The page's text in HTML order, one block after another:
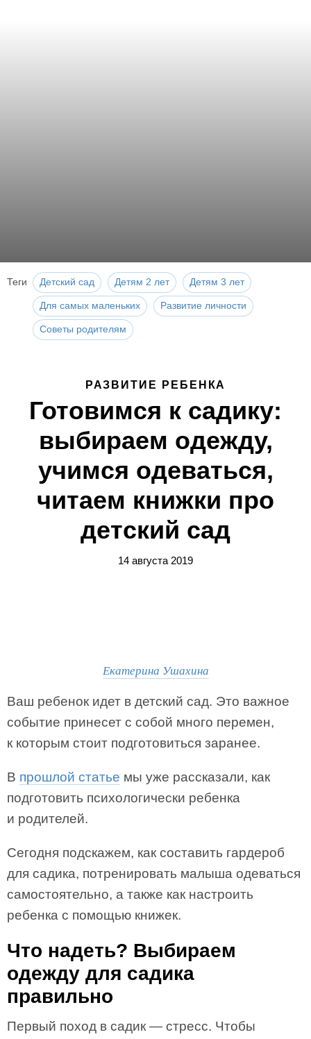
Теги Детский сад Детям 2 лет Детям 3 лет
Для самых маленьких Развитие личности
Советы родителям
РАЗВИТИЕ РЕБЕНКА
Готовимся к садику:
выбираем одежду,
учимся одеваться,
читаем книжки про
детский сад
14 августа 2019
Екатерина Ушахина
Ваш ребенок идет в детский сад. Это важное
событие принесет с собой много перемен,
к которым стоит подготовиться заранее.
В прошлой статье мы уже рассказали, как
подготовить психологически ребенка
и родителей.
Сегодня подскажем, как составить гардероб
для садика, потренировать малыша одеваться
самостоятельно, а также как настроить
ребенка с помощью книжек.
Что надеть? Выбираем
одежду для садика
правильно
Первый поход в садик — стресс. Чтобы